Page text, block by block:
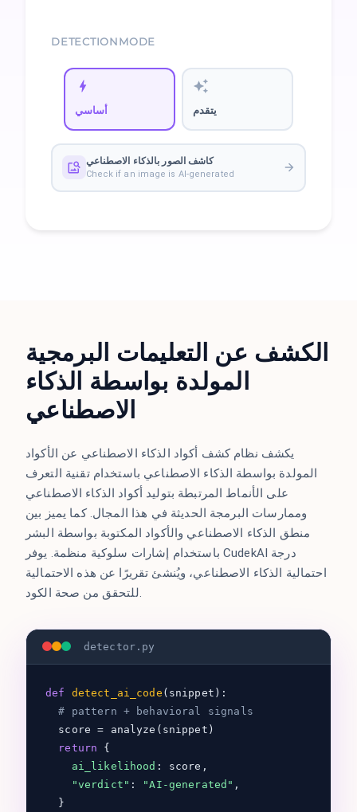
DETECTIONMODE
أساسي يتقدم
كاشف الصور بالذكاء الاصطناعي
Check if an image is AI-generated
الكشف عن التعليمات البرمجية
المولدة بواسطة الذكاء
الاصطناعي
يكشف نظام كشف أكواد الذكاء الاصطناعي عن الأكواد
المولدة بواسطة الذكاء الاصطناعي باستخدام تقنية التعرف
على الأنماط المرتبطة بتوليد أكواد الذكاء الاصطناعي
وممارسات البرمجة الحديثة في هذا المجال. كما يميز بين
منطق الذكاء الاصطناعي والأكواد المكتوبة بواسطة البشر
باستخدام إشارات سلوكية منظمة. يوفر CudekAI درجة
احتمالية الذكاء الاصطناعي، ويُنشئ تقريرًا عن هذه الاحتمالية
للتحقق من صحة الكود.
detector.py
def detect_ai_code (snippet):
# pattern + behavioral signals
score = analyze(snippet)
return
{
ai_likelihood : score,
"verdict" : "AI-generated" ,
}